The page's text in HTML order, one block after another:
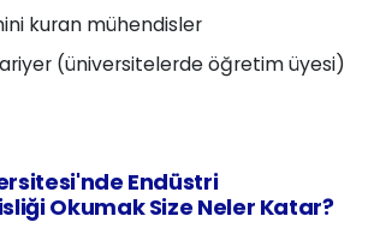
kuran mühendisler
(üniversitelerde öğretim üyesi)
Endüstri
Okumak Size Neler Katar?